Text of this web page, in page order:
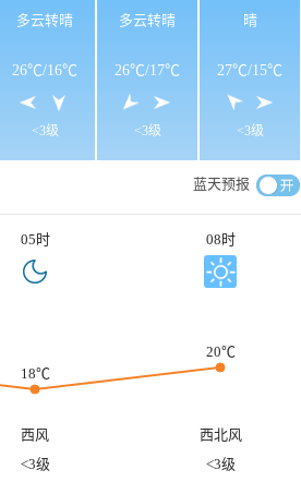
多云转晴
26℃/16℃
<3级
多云转晴
26℃/17℃
<3级
晴
27℃/15℃
<3级
蓝天预报
05时 08时
18℃
20℃
西风
西北风
<3级 <3级